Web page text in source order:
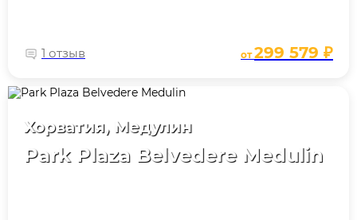
1 отзыв от299 579 ₽
Хорватия, Медулин
Park Plaza Belvedere Medulin